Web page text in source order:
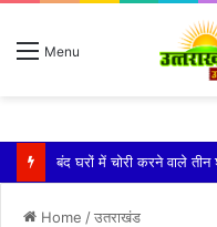
Menu
बारिश ने बढ़ाई दहशत, दरकने
Home /उतराखंड